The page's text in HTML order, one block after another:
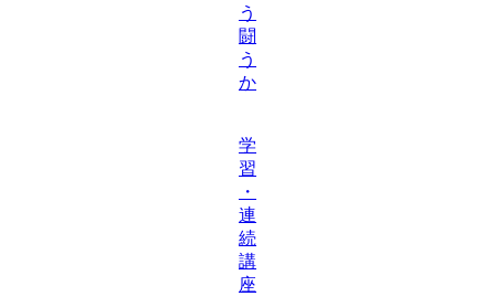
う
闘
う
か
学
習
・
連
続
講
座